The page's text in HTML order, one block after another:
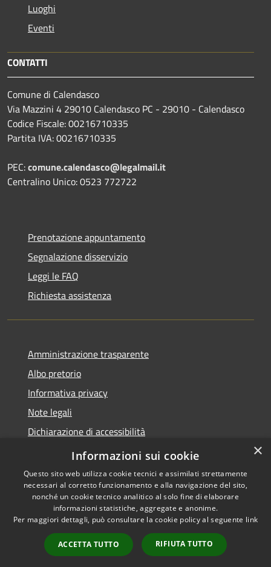
Luoghi
Eventi
CONTATTI
Comune di Calendasco
Via Mazzini 4 29010 Calendasco PC - 29010 - Calendasco
Codice Fiscale: 00216710335
Partita IVA: 00216710335
PEC:comune.calendasco@legalmail.it
Centralino Unico: 0523 772722
Prenotazione appuntamento
Segnalazione disservizio
Leggi le FAQ
Richiesta assistenza
Amministrazione trasparente
Albo pretorio
Informativa privacy
Note legali
Dichiarazione di accessibilità
Piano di miglioramento del sito
Accessibilità
Copyright © 2026 • Comune di
Calendasco • Powered by
Municipium•
Accesso
redazione
×
Informazioni sui cookie
Questo sito web utilizza cookie tecnici e assimilati strettamente
necessari al corretto funzionamento e alla navigazione del sito,
nonché un cookie tecnico analitico al solo fine di elaborare
informazioni statistiche, aggregate e anonime.
Per maggiori dettagli, può consultare la cookie policy al seguente link
ACCETTA TUTTO RIFIUTA TUTTO